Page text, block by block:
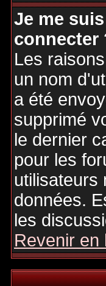
Je me
connecter
Les
un nom
a été
supprimé
le dernier
pour les
utilisateurs
données.
les
Revenir en